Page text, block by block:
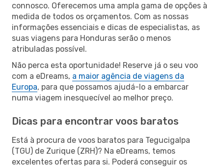
connosco. Oferecemos uma ampla gama de opções à
medida de todos os orçamentos. Com as nossas
informações essenciais e dicas de especialistas, as
suas viagens para Honduras serão o menos
atribuladas possível.
Não perca esta oportunidade! Reserve já o seu voo
com a eDreams, a maior agência de viagens da
Europa, para que possamos ajudá-lo a embarcar
numa viagem inesquecível ao melhor preço.
Dicas para encontrar voos baratos
Está à procura de voos baratos para Tegucigalpa
(TGU) de Zurique (ZRH)? Na eDreams, temos
excelentes ofertas para si. Poderá conseguir os